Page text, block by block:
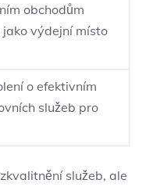
obchodům
výdejní místo
o efektivním
služeb pro
služeb, ale